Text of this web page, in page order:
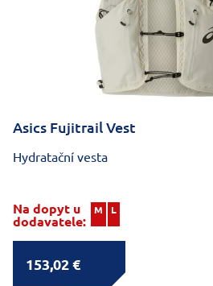
Asics Fujitrail Vest
Hydratační vesta
Na dopyt u
dodavatele:
M L
153,02 €